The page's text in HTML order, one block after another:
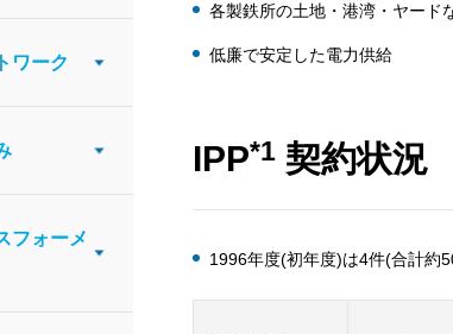
ワーク
フォーメ
各製鉄所の土地・港湾・ヤード
低廉で安定した電力供給
IPP*1契約状況
1996年度(初年度)は4件(合計約